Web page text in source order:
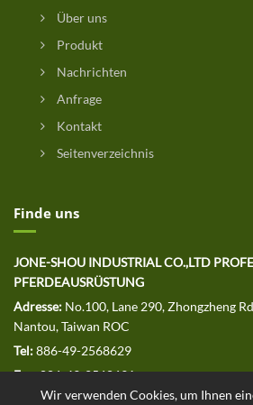
Wir verwenden Cookies, um Ihnen
Über uns
Produkt
Nachrichten
Anfrage
Kontakt
Seitenverzeichnis
Finde uns
JONE-SHOU INDUSTRIAL CO.,LTD
PFERDEAUSRÜSTUNG
Adresse: No.100, Lane 290, Zhongzheng
Nantou, Taiwan ROC
Tel:886-49-2568629
Fax:886-49-2568691
E-MAIL: jssales@jone-shou.com